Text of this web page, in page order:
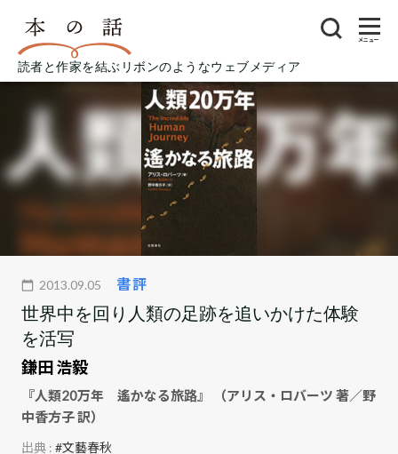
読者と作家を結ぶリボンのようなウェブメディア
メニュー
2013.09.05 書評
世界中を回り人類の足跡を追いかけた体験
を活写
鎌田 浩毅
『人類20万年 遙かなる旅路』 （アリス・ロバーツ 著／野
中香方子 訳）
出典 :#文藝春秋